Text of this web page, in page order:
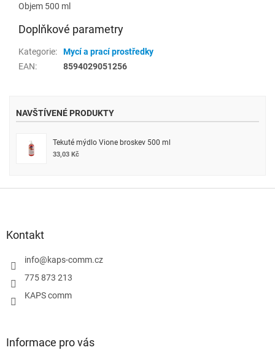
Objem 500 ml
Doplňkové parametry
Kategorie:
Mycí a prací prostředky
EAN: 8594029051256
NAVŠTÍVENÉ PRODUKTY
Tekuté mýdlo Vione broskev 500 ml
33,03 Kč
Kontakt
info@kaps-comm.cz
775 873 213
KAPS comm
Informace pro vás